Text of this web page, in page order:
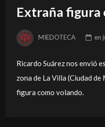
Extraña figura
MIEDOTECA en
Ricardo Suárez nos envió
zona de La Villa (Ciudad
figura como volando.